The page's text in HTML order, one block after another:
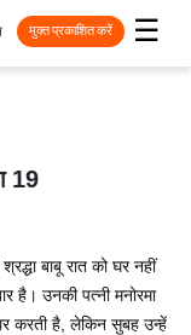
☰
मुक्त प्रकाशित करें
19
बाबू रात को घर नहीं
है। उनकी पत्नी मनोरमा
करती है, लेकिन सुबह उन्हें